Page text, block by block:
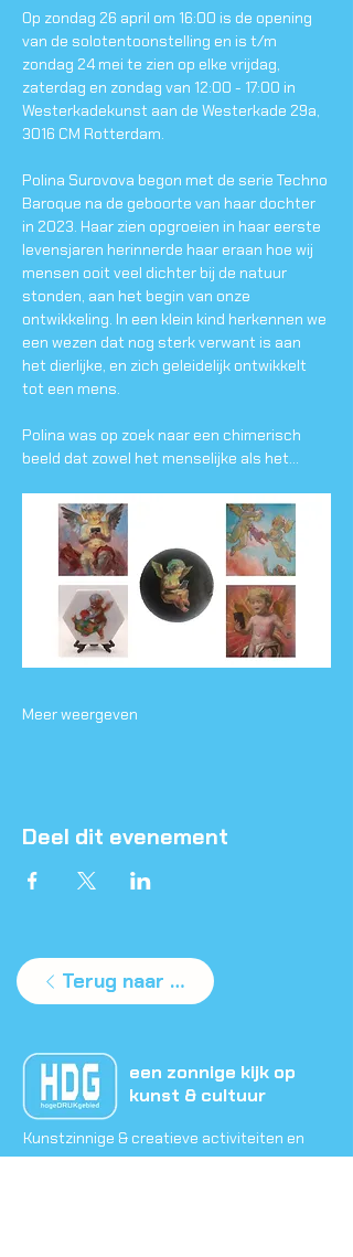
Op zondag 26 april om 16:00 is de opening
van de solotentoonstelling en is t/m
zondag 24 mei te zien op elke vrijdag,
zaterdag en zondag van 12:00 - 17:00 in
Westerkadekunst aan de Westerkade 29a,
3016 CM Rotterdam.
Polina Surovova begon met de serie Techno
Baroque na de geboorte van haar dochter
in 2023. Haar zien opgroeien in haar eerste
levensjaren herinnerde haar eraan hoe wij
mensen ooit veel dichter bij de natuur
stonden, aan het begin van onze
ontwikkeling. In een klein kind herkennen we
een wezen dat nog sterk verwant is aan
het dierlijke, en zich geleidelijk ontwikkelt
tot een mens.
Polina was op zoek naar een chimerisch
beeld dat zowel het menselijke als het…
Meer weergeven
Deel dit evenement
Terug naar agenda
een zonnige kijk op
kunst & cultuur
Kunstzinnige & creatieve activiteiten en
projecten voor jong en oud